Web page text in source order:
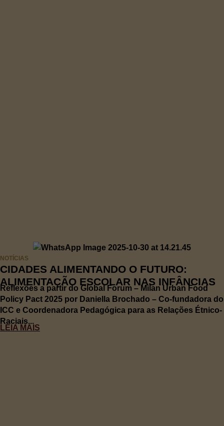
NOTÍCIAS
CIDADES ALIMENTANDO O FUTURO:
ALIMENTAÇÃO ESCOLAR NAS INFÂNCIAS
Reflexões a partir do Global Forum – Milan Urban Food
Policy Pact 2025 por Daniella Brochado – Co-fundadora do
ICC e Coordenadora Pedagógica para as Relações Étnico-
Raciais...
LEIA MAIS